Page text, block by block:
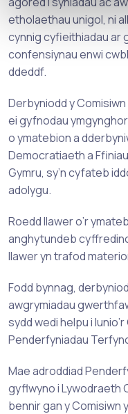
etholaethau unigol, ni
cynnig cyfieithiadau ar
confensiynau enwi
ddeddf.
Derbyniodd y
ei gyfnodau
o ymatebion a
Democratiaeth a
Gymru, sy’n cyfateb
adolygu.
Roedd llawer o’r
anghytundeb
llawer yn trafod
Fodd bynnag,
awgrymiadau
sydd wedi helpu i
Penderfyniadau
Mae adroddiad
gyflwyno i Lywodraeth
bennir gan y Comisiwn